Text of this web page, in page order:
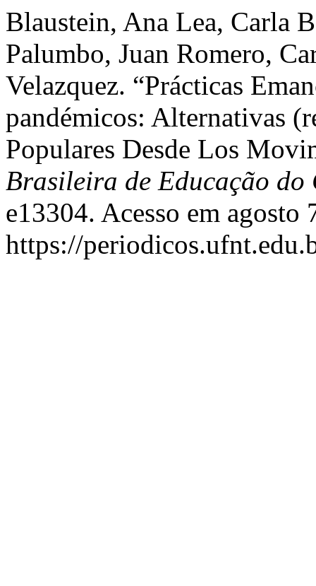
Blaustein, Ana Lea, Carla
Palumbo, Juan Romero,
Velazquez. “Prácticas
pandémicos: Alternativas
Populares Desde Los
Brasileira de Educação do
e13304. Acesso em agosto
https://